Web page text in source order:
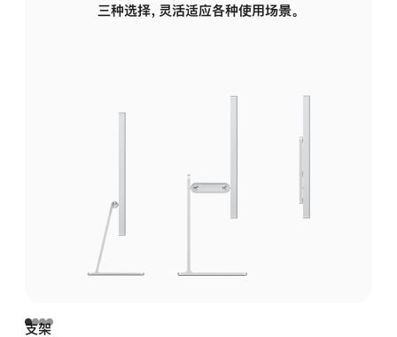
三种选择，灵活适应各种使用场景。
支架